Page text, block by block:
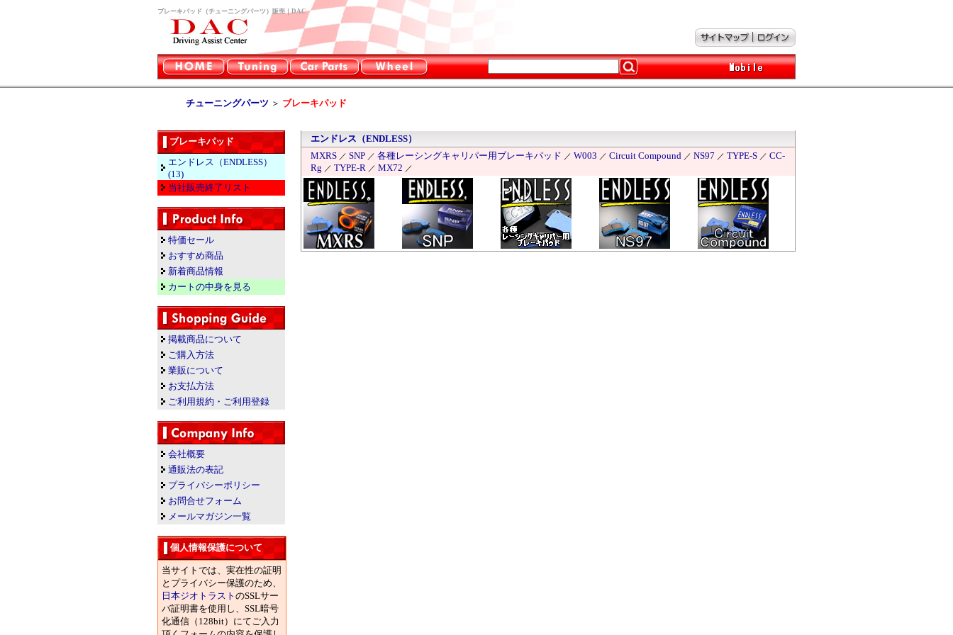
ブレーキパッド（チューニングパーツ）販売｜DAC
チューニングパーツ ＞ ブレーキパッド
ブレーキパッド
エンドレス（ENDLESS）
(13)
当社販売終了リスト
特価セール
おすすめ商品
新着商品情報
カートの中身を見る
掲載商品について
ご購入方法
業販について
お支払方法
ご利用規約・ご利用登録
会社概要
通販法の表記
プライバシーポリシー
お問合せフォーム
メールマガジン一覧
個人情報保護について
当サイトでは、実在性の証明
とプライバシー保護のため、
日本ジオトラスト のSSLサー
バ証明書を使用し、SSL暗号
化通信（128bit）にてご入力
エンドレス（ENDLESS）
MXRS ／ SNP ／ 各種レーシングキャリパー用ブレーキパッド ／ W003 ／ Circuit Compound ／ NS97 ／ TYPE-S ／ CC-
Rg ／ TYPE-R ／ MX72 ／